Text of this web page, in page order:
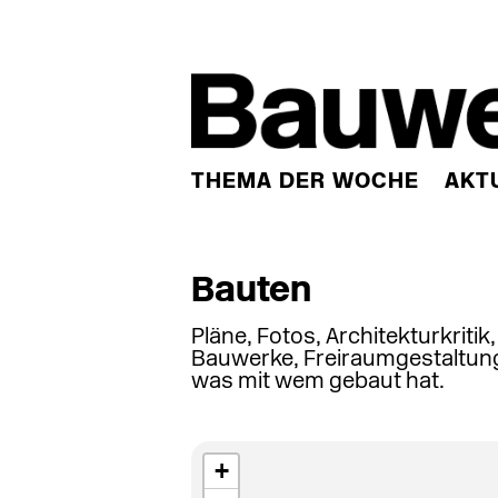
THEMA DER WOCHE
Bauten
Pläne, Fotos,
Bauwerke,
was mit wem gebaut hat.
+